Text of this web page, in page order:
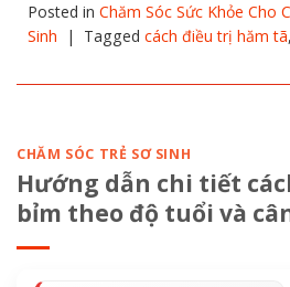
Posted in Chăm Sóc Sức Khỏe Cho
Sinh
| Tagged cách điều trị hăm tã,
CHĂM SÓC TRẺ SƠ SINH
Hướng dẫn chi tiết
bỉm theo độ tuổi và